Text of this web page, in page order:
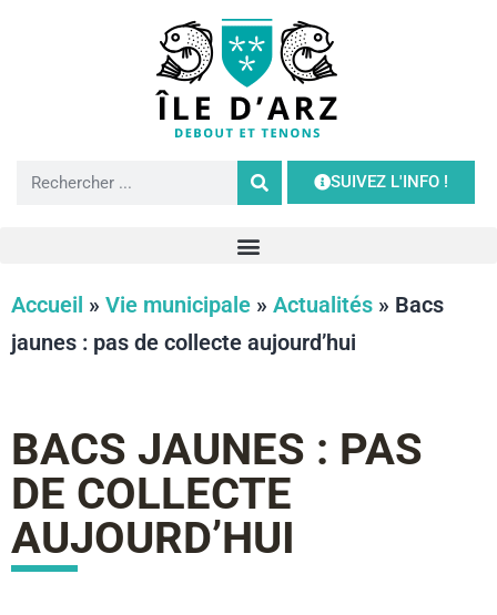
SUIVEZ L'INFO !
Accueil » Vie municipale » Actualités » Bacs
jaunes : pas de collecte aujourd’hui
BACS JAUNES : PAS
DE COLLECTE
AUJOURD’HUI